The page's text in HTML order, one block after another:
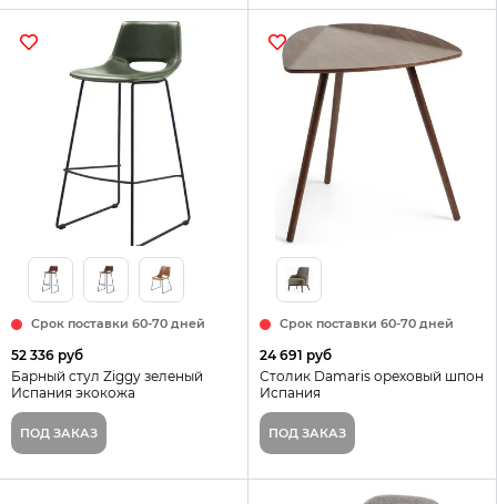
Срок поставки 60-70 дней
52 336 руб
Барный стул Ziggy зеленый
Испания экокожа
ПОД ЗАКАЗ
Срок поставки 60-70 дней
24 691 руб
Столик Damaris ореховый шпон
Испания
ПОД ЗАКАЗ